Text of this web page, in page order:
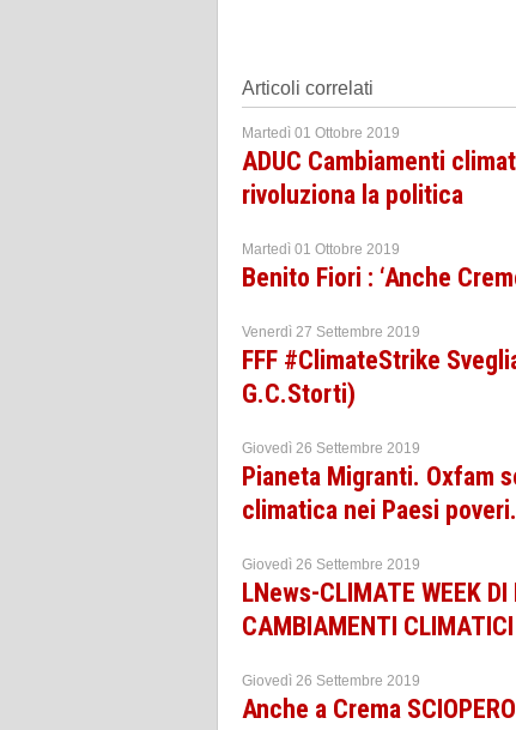
Articoli correlati
Martedì 01 Ottobre 2019
ADUC Cambiamenti
rivoluziona la politica
Martedì 01 Ottobre 2019
Benito Fiori : ‘Anche
Venerdì 27 Settembre 2019
FFF #ClimateStrike
G.C.Storti)
Giovedì 26 Settembre 2019
Pianeta Migranti. Oxfam
climatica nei Paesi poveri.
Giovedì 26 Settembre 2019
LNews-CLIMATE WEEK
CAMBIAMENTI
Giovedì 26 Settembre 2019
Anche a Crema